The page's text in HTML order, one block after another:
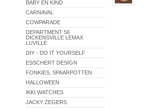
BABY EN KIND
CARNAVAL
COWPARADE
DEPARTMENT 56
DICKENSVILLE LEMAX
LUVILLE
DIY - DO IT YOURSELF
ESSCHERT DESIGN
FONKIES, SPAARPOTTEN
HALLOWEEN
IKKI WATCHES
JACKY ZEGERS